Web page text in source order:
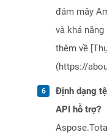
đám mây
và khả
thêm về
(https://
Định dạng
API hỗ trợ?